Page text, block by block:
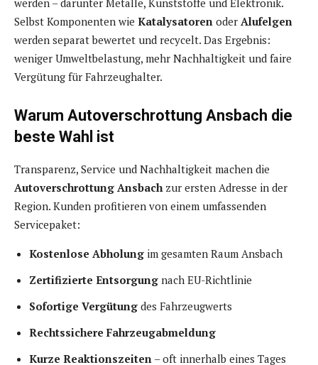
werden – darunter Metalle, Kunststoffe und Elektronik.
Selbst Komponenten wie Katalysatoren oder Alufelgen
werden separat bewertet und recycelt. Das Ergebnis:
weniger Umweltbelastung, mehr Nachhaltigkeit und faire
Vergütung für Fahrzeughalter.
Warum Autoverschrottung Ansbach die
beste Wahl ist
Transparenz, Service und Nachhaltigkeit machen die
Autoverschrottung Ansbachzur ersten Adresse in der
Region. Kunden profitieren von einem umfassenden
Servicepaket:
Kostenlose Abholung im gesamten Raum Ansbach
Zertifizierte Entsorgung nach EU-Richtlinie
Sofortige Vergütung des Fahrzeugwerts
Rechtssichere Fahrzeugabmeldung
Kurze Reaktionszeiten – oft innerhalb eines Tages